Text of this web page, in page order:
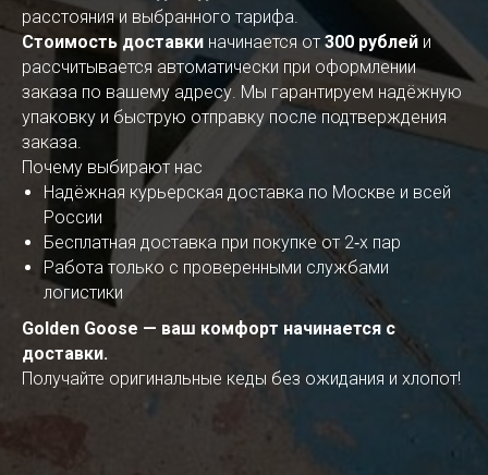
расстояния и выбранного тарифа.
Стоимость доставки начинается от 300 рублей и
рассчитывается автоматически при оформлении
заказа по вашему адресу. Мы гарантируем надёжную
упаковку и быструю отправку после подтверждения
заказа.
Почему выбирают нас
Надёжная курьерская доставка по Москве и всей
России
Бесплатная доставка при покупке от 2‑х пар
Работа только с проверенными службами
логистики
Golden Goose — ваш комфорт начинается с
доставки.
Получайте оригинальные кеды без ожидания и хлопот!